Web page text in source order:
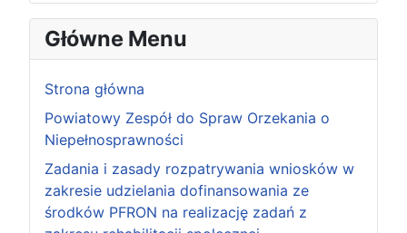
Główne Menu
Strona główna
Powiatowy Zespół do Spraw Orzekania o
Niepełnosprawności
Zadania i zasady rozpatrywania wniosków w
zakresie udzielania dofinansowania ze
środków PFRON na realizację zadań z